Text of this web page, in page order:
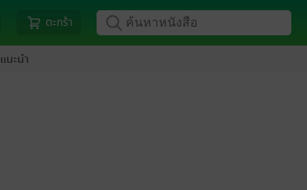
ตะกร้า
แนะนำ